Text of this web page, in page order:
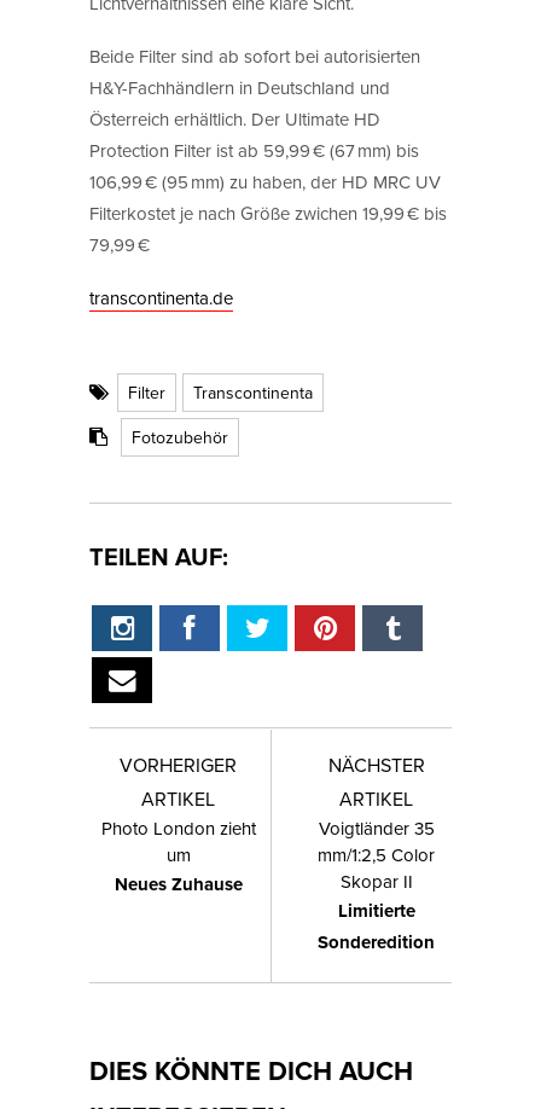
Beide Filter sind ab sofort bei autorisierten
H&Y-Fachhändlern in Deutschland und
Österreich erhältlich. Der Ultimate HD
Protection Filter ist ab 59,99 € (67 mm) bis
106,99 € (95 mm) zu haben, der HD MRC UV
Filterkostet je nach Größe zwichen 19,99 € bis
79,99 €
transcontinenta.de
Filter
Transcontinenta
Fotozubehör
TEILEN AUF:
VORHERIGER
ARTIKEL
Photo London zieht
um
Neues Zuhause
NÄCHSTER
ARTIKEL
Voigtländer 35
mm/1:2,5 Color
Skopar II
Limitierte
Sonderedition
DIES KÖNNTE DICH AUCH